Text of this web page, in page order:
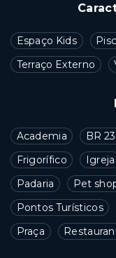
Espaço Kids
Terraço Externo
Academia BR
Frigorífico
Igreja
Padaria
Pet
Pontos Turísticos
Praça